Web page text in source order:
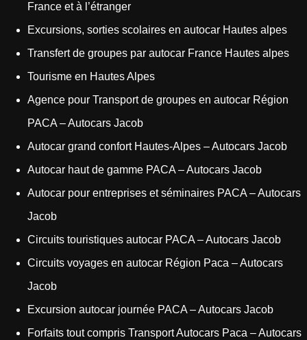
France et à l’étranger
Excursions, sorties scolaires en autocar Hautes alpes
Transfert de groupes par autocar France Hautes alpes
Tourisme en Hautes Alpes
Agence pour Transport de groupes en autocar Région
PACA – Autocars Jacob
Autocar grand confort Hautes-Alpes – Autocars Jacob
Autocar haut de gamme PACA – Autocars Jacob
Autocar pour entreprises et séminaires PACA – Autocars
Jacob
Circuits touristiques autocar PACA – Autocars Jacob
Circuits voyages en autocar Région Paca – Autocars
Jacob
Excursion autocar journée PACA – Autocars Jacob
Forfaits tout compris Transport Autocars Paca – Autocars